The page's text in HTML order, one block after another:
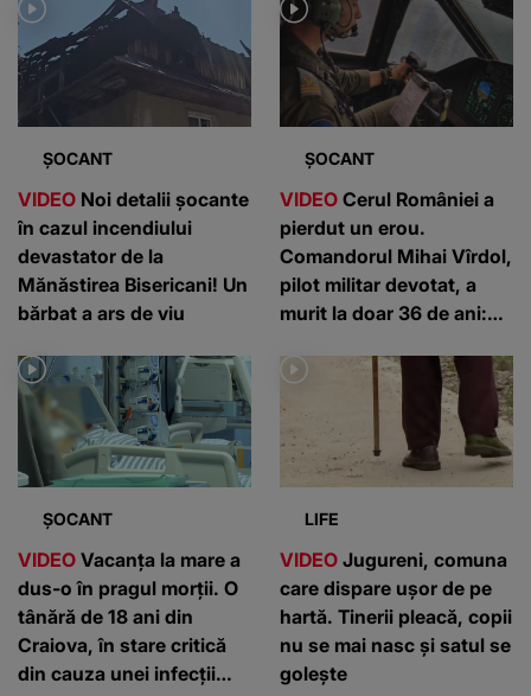
ȘOCANT
VIDEO Noi detalii șocante
în cazul incendiului
devastator de la
Mănăstirea Bisericani! Un
bărbat a ars de viu
ȘOCANT
VIDEO Cerul României a
pierdut un erou.
Comandorul Mihai Vîrdol,
pilot militar devotat, a
murit la doar 36 de ani:
ȘOCANT
VIDEO Vacanța la mare a
dus-o în pragul morții. O
tânără de 18 ani din
Craiova, în stare critică
din cauza unei infecții
LIFE
VIDEO Jugureni, comuna
care dispare ușor de pe
hartă. Tinerii pleacă, copii
nu se mai nasc și satul se
golește